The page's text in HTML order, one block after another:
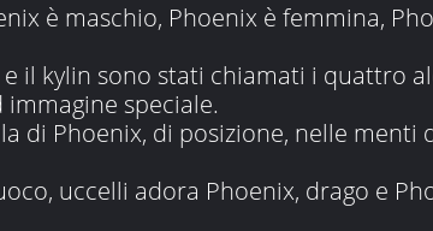
è maschio, Phoenix è femmina,
il kylin sono stati chiamati i quattro
speciale.
di Phoenix, di posizione, nelle menti
uccelli adora Phoenix, drago e